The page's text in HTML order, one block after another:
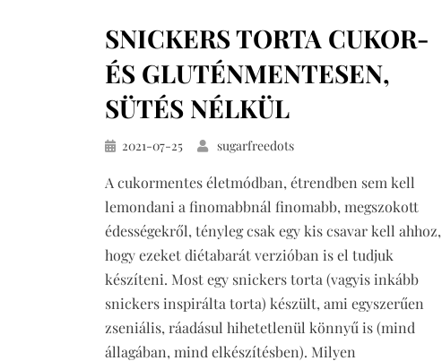
SNICKERS TORTA CUKOR-
ÉS GLUTÉNMENTESEN,
SÜTÉS NÉLKÜL
Közzétéve
2021-07-25 sugarfreedots
A cukormentes életmódban, étrendben sem kell
lemondani a finomabbnál finomabb, megszokott
édességekről, tényleg csak egy kis csavar kell ahhoz,
hogy ezeket diétabarát verzióban is el tudjuk
készíteni. Most egy snickers torta (vagyis inkább
snickers inspirálta torta) készült, ami egyszerűen
zseniális, ráadásul hihetetlenül könnyű is (mind
állagában, mind elkészítésben). Milyen